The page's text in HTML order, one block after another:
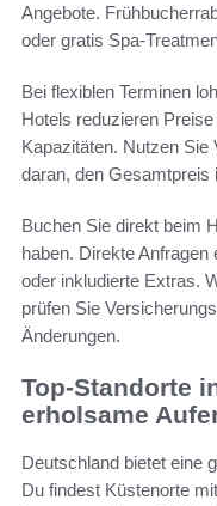
Angebote.
oder gratis Spa-
Bei flexiblen Terminen
Hotels reduzieren
Kapazitäten. Nutzen Sie
daran, den Gesamtpreis
Buchen Sie direkt beim
haben. Direkte
oder inkludierte Extras.
prüfen Sie
Änderungen.
Top-Standorte
erholsame
Deutschland bietet eine
Du findest Küstenorte